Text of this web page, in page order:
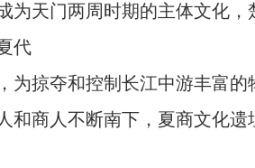
为天门两周时期的主体文化，
代
为掠夺和控制长江中游丰富的
和商人不断南下，夏商文化遗